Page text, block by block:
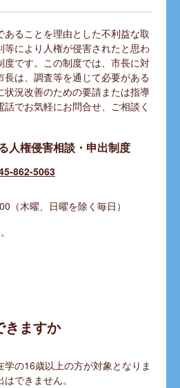
ることを理由とした不利益な取
により人権が侵害されたと思わ
度です。この制度では、市長に対
長は、調査等を通じて必要がある
状況改善のための要請または指導
でお気軽にお問合せ、ご相談く
人権侵害相談・申出制度
862-5063
（木曜、日曜を除く毎日）
きますか
の16歳以上の方が対象となりま
できません。